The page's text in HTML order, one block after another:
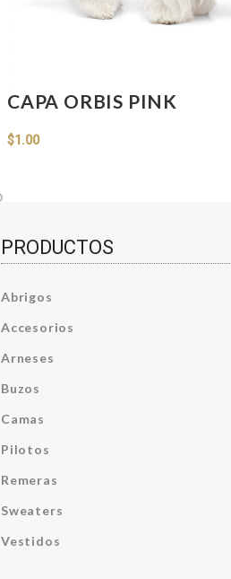
CAPA ORBIS PINK
$1.00
PRODUCTOS
Abrigos
Accesorios
Arneses
Buzos
Camas
Pilotos
Remeras
Sweaters
Vestidos